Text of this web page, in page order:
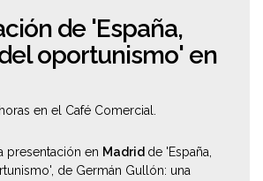
de 'España,
oportunismo' en
en el Café Comercial.
presentación en Madrid de 'España,
de Germán Gullón: una